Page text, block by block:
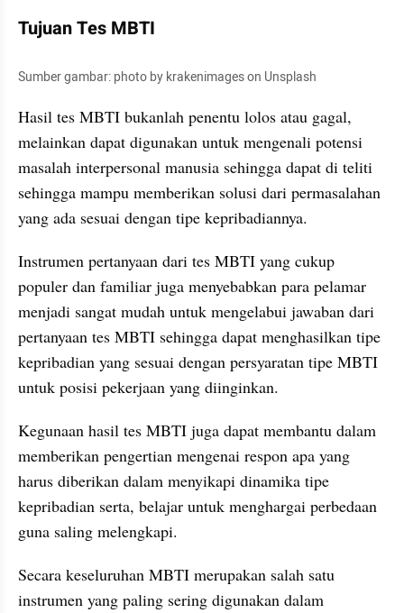
Tujuan Tes MBTI
Sumber gambar: photo by krakenimages on Unsplash
Hasil tes MBTI bukanlah penentu lolos atau gagal,
melainkan dapat digunakan untuk mengenali potensi
masalah interpersonal manusia sehingga dapat di teliti
sehingga mampu memberikan solusi dari permasalahan
yang ada sesuai dengan tipe kepribadiannya.
Instrumen pertanyaan dari tes MBTI yang cukup
populer dan familiar juga menyebabkan para pelamar
menjadi sangat mudah untuk mengelabui jawaban dari
pertanyaan tes MBTI sehingga dapat menghasilkan tipe
kepribadian yang sesuai dengan persyaratan tipe MBTI
untuk posisi pekerjaan yang diinginkan.
Kegunaan hasil tes MBTI juga dapat membantu dalam
memberikan pengertian mengenai respon apa yang
harus diberikan dalam menyikapi dinamika tipe
kepribadian serta, belajar untuk menghargai perbedaan
guna saling melengkapi.
Secara keseluruhan MBTI merupakan salah satu
instrumen yang paling sering digunakan dalam